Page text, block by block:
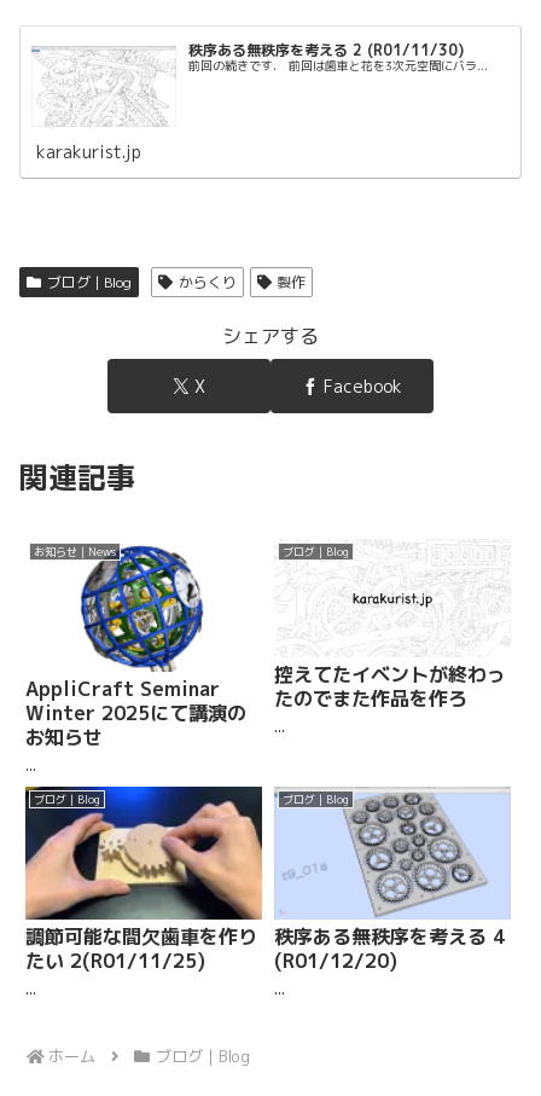
秩序ある無秩序を考える 2 (R01/11/30)
前回の続きです． 前回は歯車と花を3次元空間にバラ...
karakurist.jp
ブログ | Blog からくり 製作
シェアする
X Facebook
関連記事
お知らせ | News
AppliCraft Seminar
Winter 2025にて講演の
お知らせ
...
ブログ | Blog
控えてたイベントが終わっ
たのでまた作品を作ろ
...
ブログ | Blog
調節可能な間欠歯車を作り
たい 2(R01/11/25)
...
ブログ | Blog
秩序ある無秩序を考える 4
(R01/12/20)
...
ホーム ブログ | Blog